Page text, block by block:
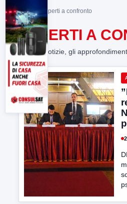
Home> esperti a confronto
ESPERTI A
Tutte le notizie, gli